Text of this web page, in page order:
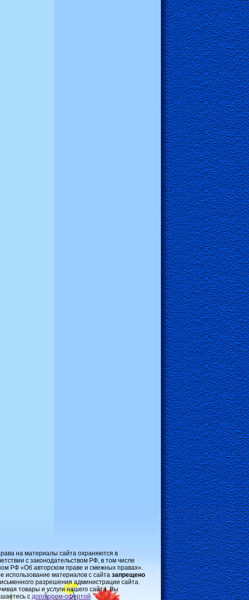
на материалы сайта охраняются в
с законодательством РФ, в том числе
РФ «Об авторском праве и смежных правах».
использование материалов с сайта запрещено
разрешения администрации сайта.
товары и услуги нашего сайта, Вы
с договором-oфертой.